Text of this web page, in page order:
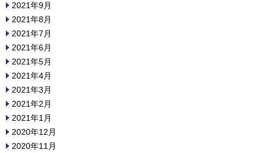
2021年9月
2021年8月
2021年7月
2021年6月
2021年5月
2021年4月
2021年3月
2021年2月
2021年1月
2020年12月
2020年11月